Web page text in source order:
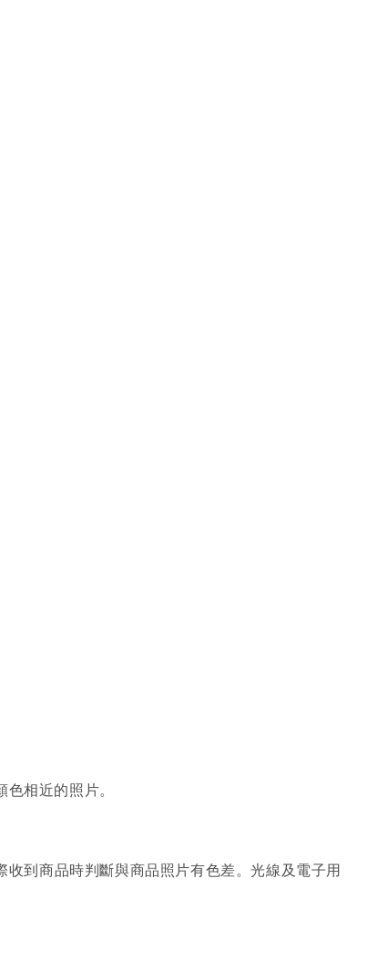
相近的照片。
到商品時判斷與商品照片有色差。光線及電子用